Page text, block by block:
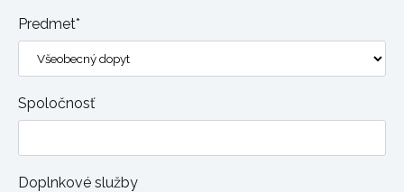
Predmet*
Spoločnosť
Doplnkové služby